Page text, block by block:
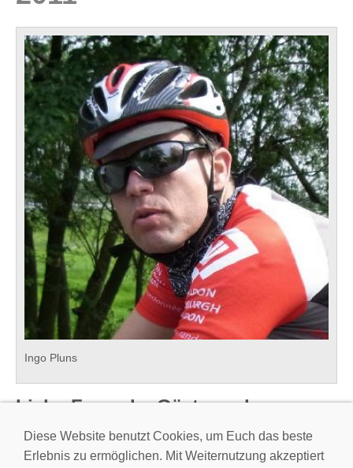
Ingo Pluns
Liebe Freunde, Gäste und
Bekannte der Langstrecke ...,
Diese Website benutzt Cookies, um Euch das beste
Erlebnis zu ermöglichen. Mit Weiternutzung akzeptiert